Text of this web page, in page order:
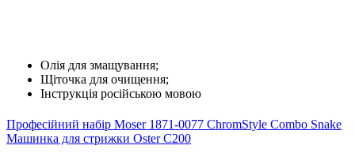
Олія для змащування;
Щіточка для очищення;
Інструкція російською мовою
Професійний набір Moser 1871-0077 ChromStyle Combo Snake
Машинка для стрижки Oster C200